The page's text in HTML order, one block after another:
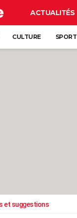
ACTUALITÉS
CULTURE SPORT
et suggestions